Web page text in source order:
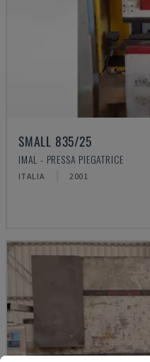
SMALL 835/25
IMAL - PRESSA PIEGATRICE
ITALIA 2001